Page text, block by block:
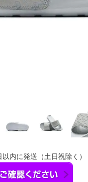
内に発送（土日祝除く）